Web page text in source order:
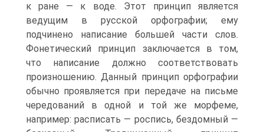
к ране — к воде. Этот принцип является
ведущим в русской орфографии; ему
подчинено написание большей части слов.
Фонетический принцип заключается в том,
что написание должно соответствовать
произношению. Данный принцип орфографии
обычно проявляется при передаче на письме
чередований в одной и той же морфеме,
например: расписать — роспись, бездомный —